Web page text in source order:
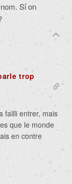
Si on
trop
failli entrer, mais
que le monde
en contre